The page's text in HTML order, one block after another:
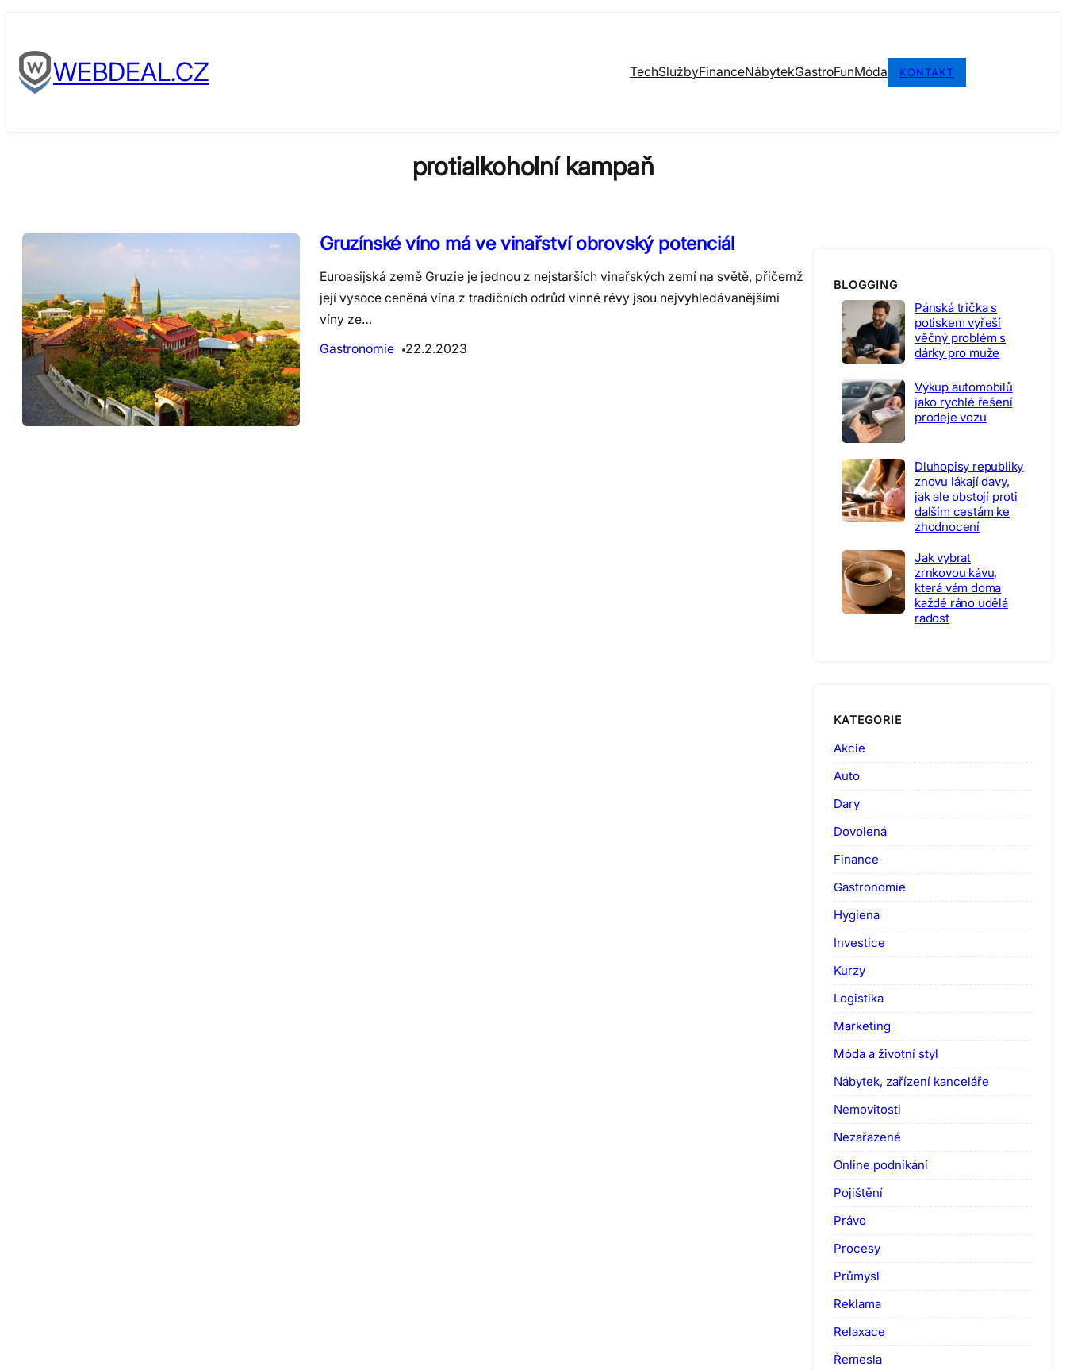
contentWEBDEAL.CZ TechSlužbyFinanceNábytekGastroFunMóda KONTAKT
protialkoholní kampaň
Gruzínské víno má ve vinařství obrovský potenciál
Euroasijská země Gruzie je jednou z nejstarších vinařských zemí na světě, přičemž
její vysoce ceněná vína z tradičních odrůd vinné révy jsou nejvyhledávanějšími
víny ze…
Gastronomie
22.2.2023
BLOGGING
Pánská trička s
potiskem vyřeší
věčný problém s
dárky pro muže
Výkup automobilů
jako rychlé řešení
prodeje vozu
Dluhopisy republiky
znovu lákají davy,
jak ale obstojí proti
dalším cestám ke
zhodnocení
Jak vybrat
zrnkovou kávu,
která vám doma
každé ráno udělá
radost
KATEGORIE
Akcie
Auto
Dary
Dovolená
Finance
Gastronomie
Hygiena
Investice
Kurzy
Logistika
Marketing
Móda a životní styl
Nábytek, zařízení kanceláře
Nemovitosti
Nezařazené
Online podnikání
Pojištění
Právo
Procesy
Průmysl
Reklama
Relaxace
Řemesla